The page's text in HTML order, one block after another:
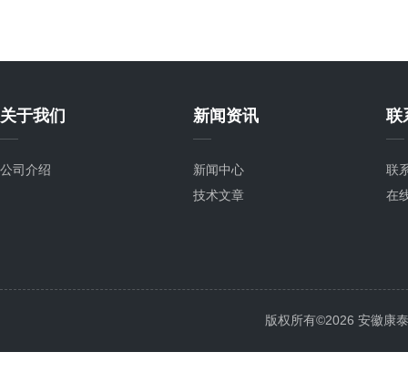
关于我们
公司介绍
新闻资讯
新闻中心
技术文章
联
联
在
版权所有©2026 安徽康